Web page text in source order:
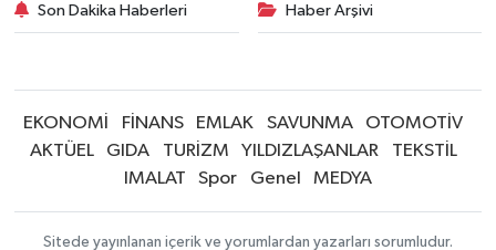
Son Dakika Haberleri Haber Arşivi
EKONOMİ FİNANS EMLAK SAVUNMA
OTOMOTİV
AKTÜEL
GIDA TURİZM YILDIZLAŞANLAR
TEKSTİL
IMALAT
Spor Genel MEDYA
Sitede yayınlanan içerik ve yorumlardan yazarları sorumludur.